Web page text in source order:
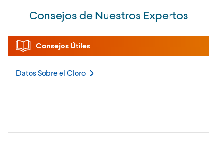
Consejos de Nuestros Expertos
Consejos Útiles
Datos Sobre el Cloro